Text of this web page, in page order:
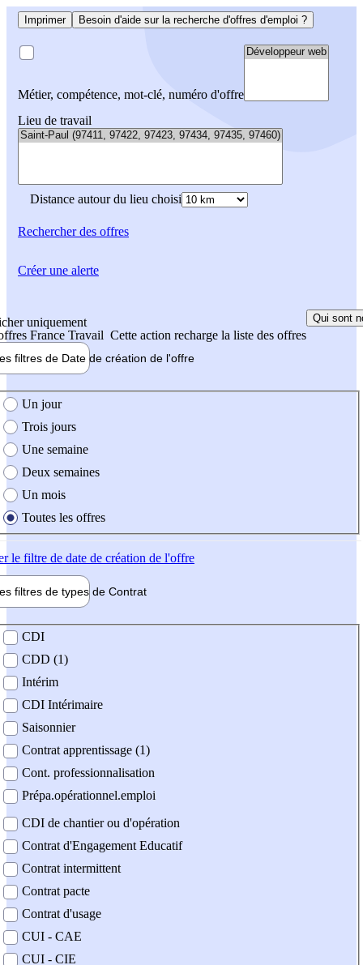
Imprimer Besoin d'aide sur la recherche d'offres d'emploi ?
Métier, compétence, mot-clé, numéro d'offre
Lieu de travail
Distance autour du lieu choisi
Rechercherdes offres
uniquement
France Travail Cette action recharge la liste des offres
Qui sont
filtres de Date de création de l'offre
création de l'offre
Un jour
Trois jours
Une semaine
Deux semaines
Un mois
Toutes les offres
le filtre de date de création de l'offre
filtres de types de Contrat
contrat
CDI
CDD (1)
Intérim
CDI Intérimaire
Saisonnier
Contrat apprentissage (1)
Cont. professionnalisation
Prépa.opérationnel.emploi
CDI de chantier ou d'opération
Contrat d'Engagement Educatif
Contrat intermittent
Contrat pacte
Contrat d'usage
CUI - CAE
CUI - CIE
Créer une alerte